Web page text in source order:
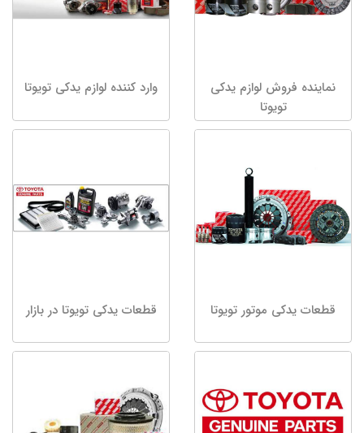
نماینده فروش لوازم یدکی
تویوتا
وارد کننده لوازم یدکی تویوتا
قطعات یدکی موتور تویوتا قطعات یدکی تویوتا در بازار